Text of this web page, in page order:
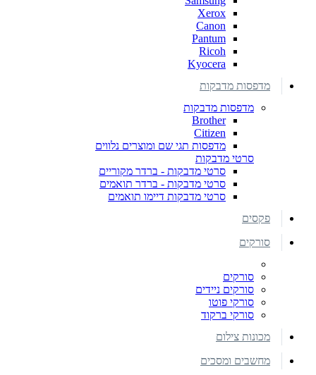
Xerox
Canon
Pantum
Ricoh
Kyocera
מדפסות מדבקות
מדפסות מדבקות
Brother
Citizen
מדפסות תגי שם ומוצרים נלווים
סרטי מדבקות
סרטי מדבקות - ברדר מקוריים
סרטי מדבקות - ברדר תואמים
סרטי מדבקות דיימו תואמים
פקסים
סורקים
סורקים
סורקים ניידים
סורקי פוטו
סורקי ברקוד
מכונות צילום
מחשבים ומסכים